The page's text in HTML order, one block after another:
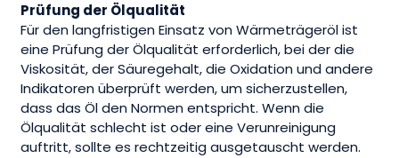
Prüfung der Ölqualität
Für den langfristigen Einsatz von Wärmeträgeröl ist
eine Prüfung der Ölqualität erforderlich, bei der die
Viskosität, der Säuregehalt, die Oxidation und andere
Indikatoren überprüft werden, um sicherzustellen,
dass das Öl den Normen entspricht. Wenn die
Ölqualität schlecht ist oder eine Verunreinigung
auftritt, sollte es rechtzeitig ausgetauscht werden.